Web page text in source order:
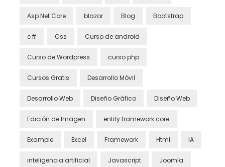
Asp.Net Core blazor Blog Bootstrap
c# Css Curso de android
Curso de Wordpress curso php
Cursos Gratis Desarrollo Móvil
Desarrollo Web Diseño Gráfico Diseño Web
Edición de Imagen entity framework core
Example Excel Framework Html IA
inteligencia artificial Javascript Joomla